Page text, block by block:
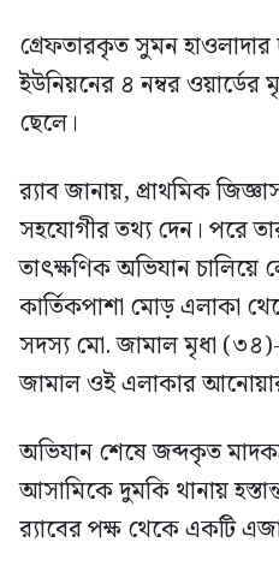
গ্রেফতারকৃত সুমন
ইউনিয়নের ৪ নম্বর ওয়ার্ডের
ছেলে।
র‍্যাব জানায়, প্রাথমিক
সহযোগীর তথ্য দেন। পরে
তাৎক্ষণিক অভিযান চালিয়ে
কার্তিকপাশা মোড় এলাকা
সদস্য মো. জামাল মৃধা
জামাল ওই এলাকার
অভিযান শেষে জব্দকৃত
আসামিকে দুমকি থানায়
র‍্যাবের পক্ষ থেকে একটি